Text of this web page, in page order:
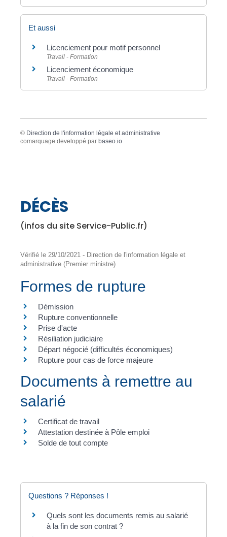
Et aussi
Licenciement pour motif personnel
Travail - Formation
Licenciement économique
Travail - Formation
© Direction de l'information légale et administrative
comarquage developpé par baseo.io
DÉCÈS
(infos du site Service-Public.fr)
Vérifié le 29/10/2021 - Direction de l'information légale et
administrative (Premier ministre)
Formes de rupture
Démission
Rupture conventionnelle
Prise d'acte
Résiliation judiciaire
Départ négocié (difficultés économiques)
Rupture pour cas de force majeure
Documents à remettre au
salarié
Certificat de travail
Attestation destinée à Pôle emploi
Solde de tout compte
Questions ? Réponses !
Quels sont les documents remis au salarié
à la fin de son contrat ?